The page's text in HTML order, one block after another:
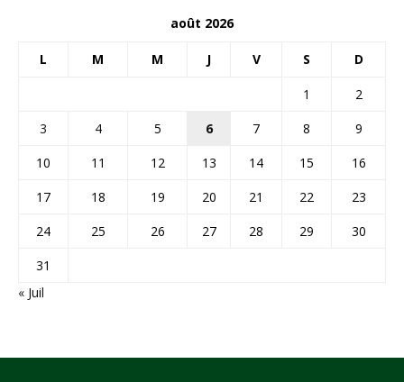
août 2026
L M M J V S D
1
2
3
4 5 6 7 8
9
10
11 12 13 14 15
16
17
18 19 20 21 22
23
24
25 26 27 28 29
30
31
« Juil